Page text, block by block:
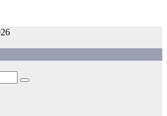
能源汽车，HMI，人车交互，智能车